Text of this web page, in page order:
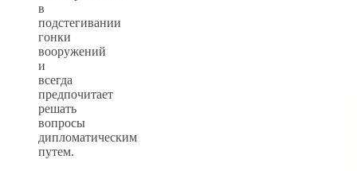
в
подстегивании
гонки
вооружений
и
всегда
предпочитает
решать
вопросы
дипломатическим
путем.